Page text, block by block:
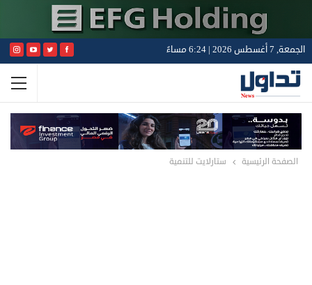
الجمعة, 7 أغسطس 2026 | 6:24 مساءً
الصفحة الرئيسية ستارلايت للتنمية